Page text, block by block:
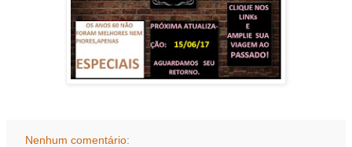
Nenhum comentário: